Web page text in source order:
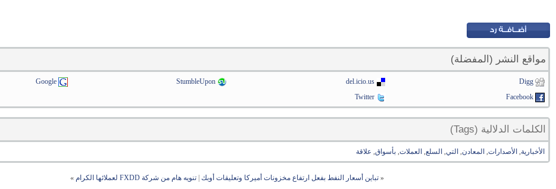
مواقع النشر (المفضلة)
Digg
del.icio.us
StumbleUpon
Google
Facebook
Twitter
الكلمات الدلالية (Tags)
الأخبارية, الأصدارات, المعادن, التي, السلع, العملات,بأسواق, علاقة
« تباين أسعار النفط بفعل ارتفاع مخزونات أميركا وتعليقات أوبك |تنويه هام من شركة FXDD لعملائها الكرام »